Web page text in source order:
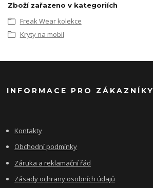
Zboží zařazeno v kategoriích
Freak Wear kolekce
Kryty na mobil
INFORMACE PRO ZÁKAZNÍKY
Kontakty
Obchodní podmínky
Záruka a reklamační řád
Zásady ochrany osobních údajů